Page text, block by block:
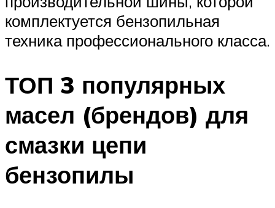
комплектуется бензопильная
техника профессионального класса.
ТОП 3 популярных
масел (брендов) для
смазки цепи
бензопилы